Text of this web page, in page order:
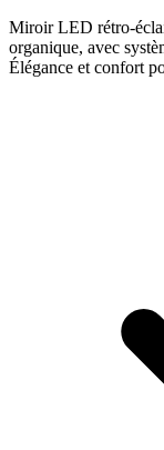
Miroir LED rétro-
organique, avec
Élégance et confort